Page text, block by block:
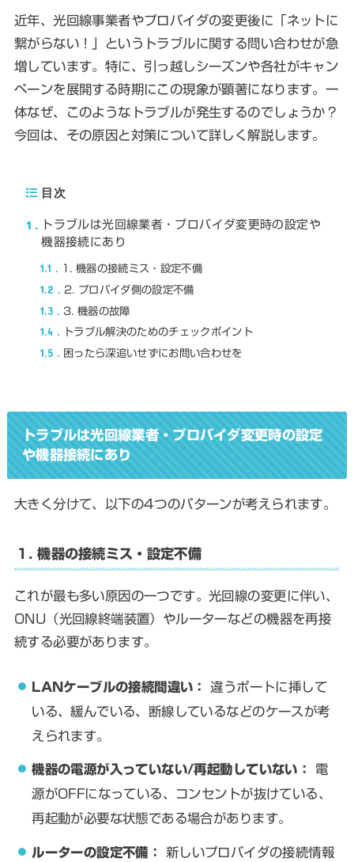
近年、光回線事業者やプロバイダの変更後に「ネットに
繋がらない！」というトラブルに関する問い合わせが急
増しています。特に、引っ越しシーズンや各社がキャン
ペーンを展開する時期にこの現象が顕著になります。一
体なぜ、このようなトラブルが発生するのでしょうか？
今回は、その原因と対策について詳しく解説します。
目次
1
トラブルは光回線業者・プロバイダ変更時の設定や
機器接続にあり
1.1 1. 機器の接続ミス・設定不備
1.2 2. プロバイダ側の設定不備
1.3 3. 機器の故障
1.4 トラブル解決のためのチェックポイント
1.5 困ったら深追いせずにお問い合わせを
トラブルは光回線業者・プロバイダ変更時の設定
や機器接続にあり
大きく分けて、以下の4つのパターンが考えられます。
1. 機器の接続ミス・設定不備
これが最も多い原因の一つです。光回線の変更に伴い、
ONU（光回線終端装置）やルーターなどの機器を再接
続する必要があります。
LANケーブルの接続間違い：
違うポートに挿して
いる、緩んでいる、断線しているなどのケースが考
えられます。
機器の電源が入っていない/再起動していない：
電
源がOFFになっている、コンセントが抜けている、
再起動が必要な状態である場合があります。
ルーターの設定不備：
新しいプロバイダの接続情報